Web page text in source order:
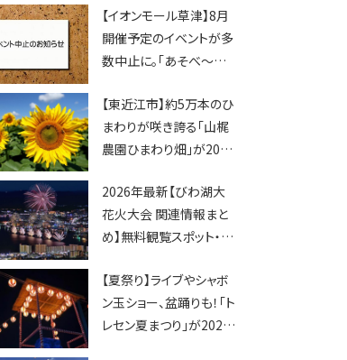
【イオンモール草津】8月
開催予定のイベントが多
数中止に。「あそべ〜る
ショーなど
【東近江市】約5万本のひ
まわりが咲き誇る「山梶
農園ひまわり畑」が2026
ポットやキッチンカーも
登場！何度も入園できる
フリーパスも販売★
2026年最新【びわ湖大
花火大会 関連情報まと
め】無料観覧スポット・同
ップ・交通規制に近隣施
設の駐車場情報なども
要チェック★
【夏祭り】ライブやシャボ
ン玉ショー、盆踊りも！「ト
レセン夏まつり」が2026